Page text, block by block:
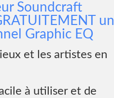
Soundcraft
un
Graphic EQ
et les artistes en
à utiliser et de